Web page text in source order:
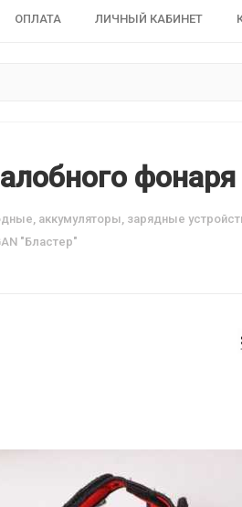
ОПЛАТА ЛИЧНЫЙ КАБИНЕТ
фонаря
аккумуляторы, зарядные
"Бластер"